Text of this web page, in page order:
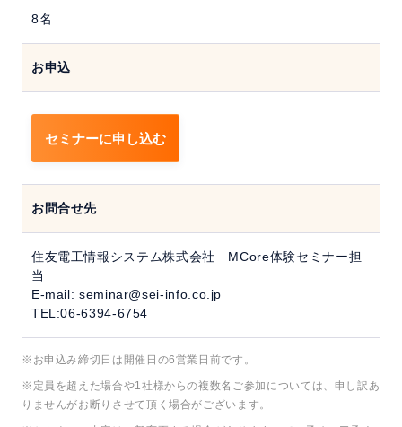
8名
お申込
セミナーに申し込む
お問合せ先
住友電工情報システム株式会社 MCore体験セミナー担
当
E-mail: seminar@sei-info.co.jp
TEL:06-6394-6754
※お申込み締切日は開催日の6営業日前です。
※定員を超えた場合や1社様からの複数名ご参加については、申し訳あ
りませんがお断りさせて頂く場合がございます。